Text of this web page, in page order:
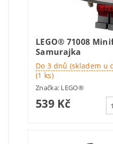
LEGO® 71008
Samurajka
Do 3 dnů (skladem u
(1 ks)
Značka: LEGO®
539 Kč